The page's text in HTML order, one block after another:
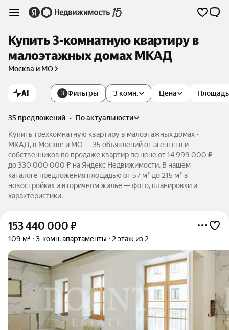
Купить 3-комнатную квартиру в
малоэтажных домах МКАД
Москва и МО
AI 3 Фильтры 3 комн. Цена Площадь
35 предложений •
по актуальности
Купить трехкомнатную квартиру в малоэтажных домах -
МКАД, в Москве и МО — 35 объявлений от агентств и
собственников по продаже квартир по цене от 14 999 000 ₽
до 330 000 000 ₽ на Яндекс Недвижимости. В нашем
каталоге предложения площадью от 57 м² до 215 м² в
новостройках и вторичном жилье — фото, планировки и
характеристики.
153 440 000 ₽
109 м² 3-комн. апартаменты 2 этаж из 2